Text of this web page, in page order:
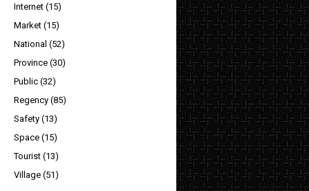
Internet (15)
Market (15)
National (52)
Province (30)
Public (32)
Regency (85)
Safety (13)
Space (15)
Tourist (13)
Village (51)